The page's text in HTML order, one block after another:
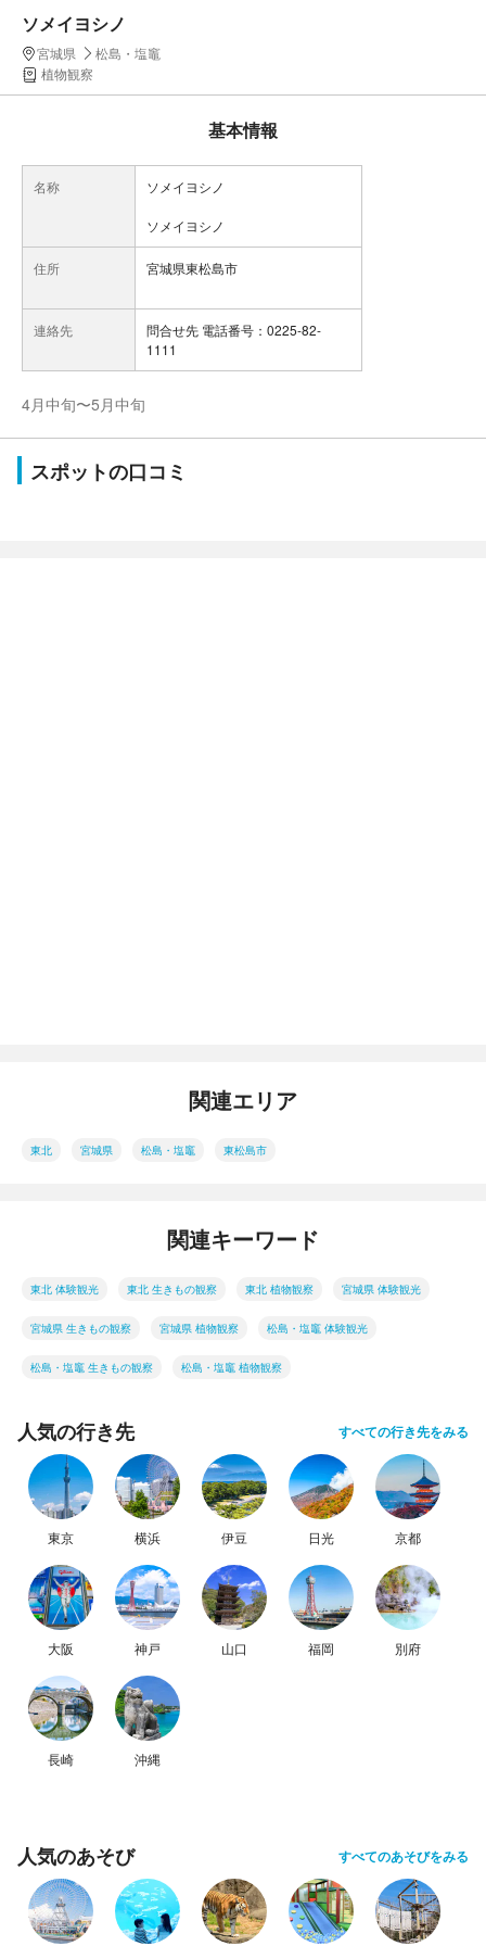
ソメイヨシノ
宮城県
松島・塩竈
植物観察
基本情報
名称 ソメイヨシノ
ソメイヨシノ
住所 宮城県東松島市
連絡先
問合せ先 電話番号：0225-82-
1111
4月中旬〜5月中旬
スポットの口コミ
関連エリア
東北 宮城県 松島・塩竈 東松島市
関連キーワード
東北 体験観光 東北 生きもの観察 東北 植物観察 宮城県 体験観光
宮城県 生きもの観察 宮城県 植物観察 松島・塩竈 体験観光
松島・塩竈 生きもの観察 松島・塩竈 植物観察
人気の行き先 すべての行き先をみる
東京 横浜 伊豆 日光 京都
大阪 神戸 山口 福岡 別府
長崎 沖縄
人気のあそび すべてのあそびをみる